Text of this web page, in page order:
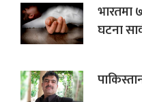
भारतमा
घटना